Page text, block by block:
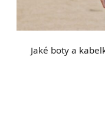
Jaké boty a